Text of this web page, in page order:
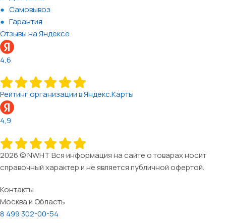
Самовывоз
Гарантия
Отзывы на Яндексе
4,6
Рейтинг организации в Яндекс.Карты
4,9
2026 © NWHT Вся информация на сайте о товарах носит
справочный характер и не является публичной офертой.
Контакты
Москва и Область
8 499 302-00-54